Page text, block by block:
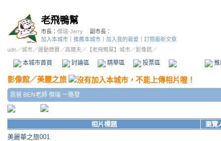
老飛鴨幫
市長： 傑瑞-Jerry
副市長：
加入本城市
推薦本城市 加入我的最愛
訂閱最新文章
udn／城市／運動競賽／高爾夫／ 【老飛鴨幫】城市／影像館／
本城市首頁 討論區 精華區 投票區 影像館
影像館／美麗之旅
翁爸 BEN老師 傑瑞 一路發
相片標題
瀏覽
美麗華之旅001